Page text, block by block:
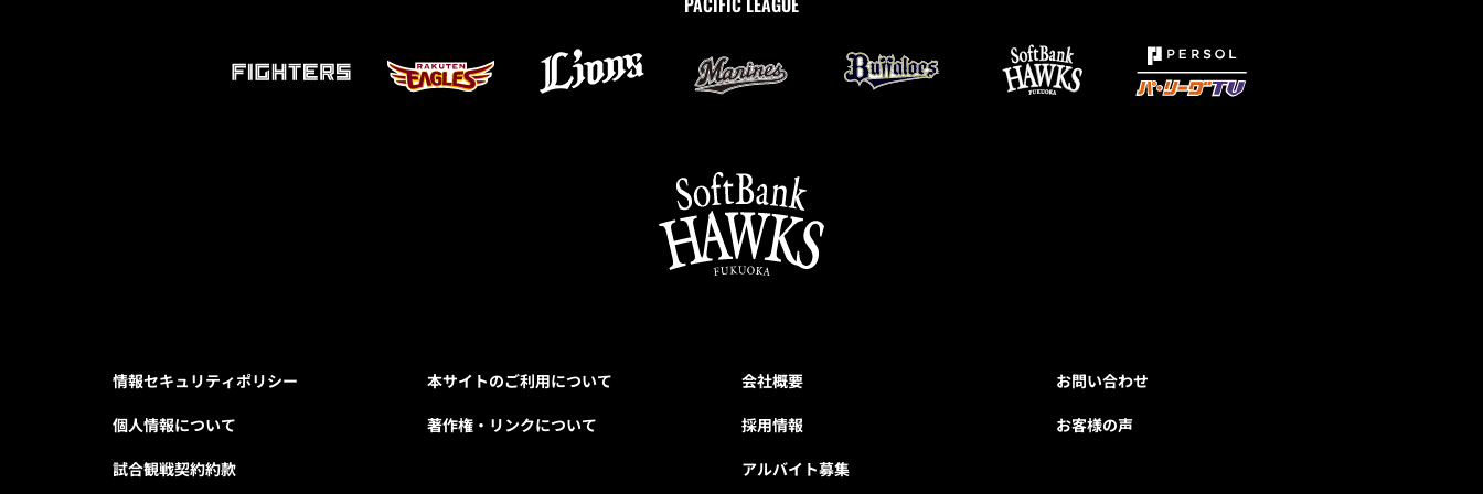
情報セキュリティポリシー
個人情報について
試合観戦契約約款
本サイトのご利用について
著作権・リンクについて
会社概要
採用情報
アルバイト募集
お問い合わせ
お客様の声